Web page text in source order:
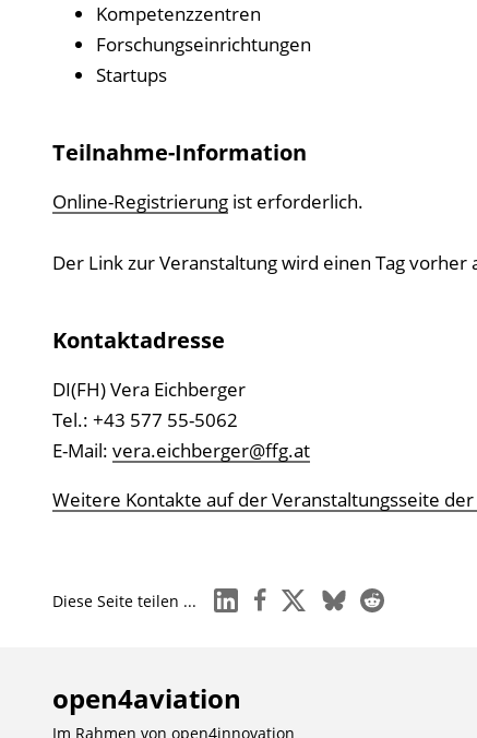
Kompetenzzentren
Forschungseinrichtungen
Startups
Teilnahme-Information
Online-Registrierungist erforderlich.
Der Link zur Veranstaltung wird einen Tag
Kontaktadresse
DI(FH) Vera Eichberger
Tel.: +43 577 55-5062
E-Mail: vera.eichberger@ffg.at
Weitere Kontakte auf der Veranstaltungsseite der
Diese Seite teilen ... linkedinfacebook
x blueskyreddit
open4aviation
Im Rahmen von open4innovation